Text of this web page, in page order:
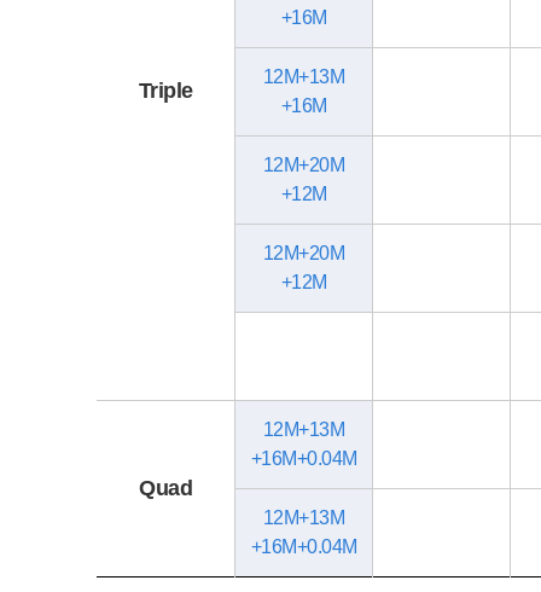
Triple
+16M
12M+13M
+16M
12M+20M
+12M
12M+20M
+12M
Quad
12M+13M
+16M+0.04M
12M+13M
+16M+0.04M